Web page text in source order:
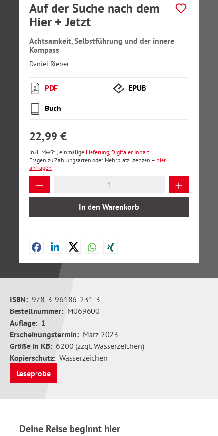
Auf der Suche nach dem
Hier + Jetzt
Achtsamkeit, Selbstführung und der innere
Kompass
Daniel Rieber
PDF EPUB
Buch
22,99 €
inkl. MwSt., einmalige Lieferung, Digitaler Inhalt
Fragen zu Zahlungsarten oder Mehrplatzlizenzen – hier
anfragen
Produkt Anzahl: Gib den gewünschten
In den Warenkorb
ISBN: 978-3-96186-231-3
Bestellnummer: M069600
Auflage: 1
Erscheinungstermin: März 2023
Größe in KB: 6200 (zzgl. Wasserzeichen)
Kopierschutz: Wasserzeichen
Leseprobe
Deine Reise beginnt hier